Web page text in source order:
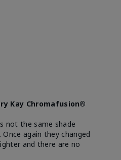
Kay Chromafusion®
not the same shade
again they changed
and there are no